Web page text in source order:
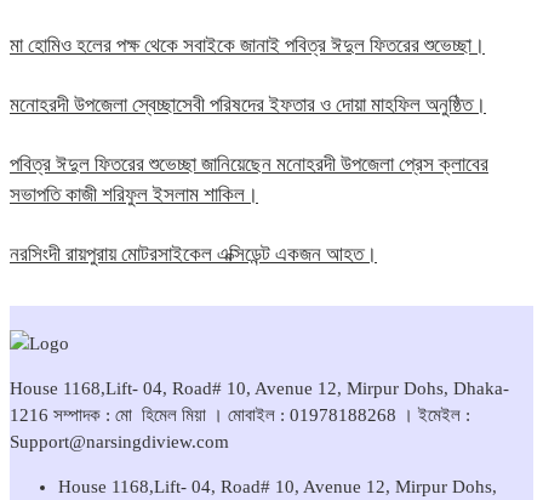
মা হোমিও হলের পক্ষ থেকে সবাইকে জানাই পবিত্র ঈদুল ফিতরের শুভেচ্ছা।
মনোহরদী উপজেলা স্বেচ্ছাসেবী পরিষদের ইফতার ও দোয়া মাহফিল অনুষ্ঠিত।
পবিত্র ঈদুল ফিতরের শুভেচ্ছা জানিয়েছেন মনোহরদী উপজেলা প্রেস ক্লাবের
সভাপতি কাজী শরিফুল ইসলাম শাকিল।
নরসিংদী রায়পুরায় মোটরসাইকেল এক্সিডেন্ট একজন আহত।
House 1168,Lift- 04, Road# 10, Avenue 12, Mirpur Dohs, Dhaka-
1216 সম্পাদক : মো হিমেল মিয়া । মোবাইল : 01978188268 । ইমেইল :
Support@narsingdiview.com
House 1168,Lift- 04, Road# 10, Avenue 12, Mirpur Dohs,